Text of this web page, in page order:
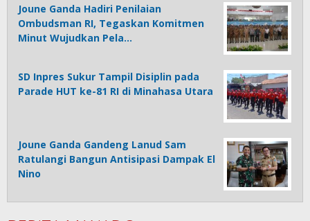
Joune Ganda Hadiri Penilaian
Ombudsman RI, Tegaskan Komitmen
Minut Wujudkan Pela…
SD Inpres Sukur Tampil Disiplin pada
Parade HUT ke-81 RI di Minahasa Utara
Joune Ganda Gandeng Lanud Sam
Ratulangi Bangun Antisipasi Dampak El
Nino